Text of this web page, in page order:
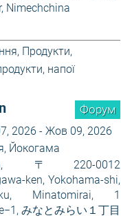
Nimechchina
, Продукти,
напої
Форум
2026 - Жов 09, 2026
Йокогама
〒220-0012
ken, Yokohama-shi,
ku, Minatomirai, 1
みなとみらい１丁目